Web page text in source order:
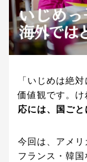
「いじめは絶
価値観です。け
応には、国ご
今回は、アメリ
フランス・韓